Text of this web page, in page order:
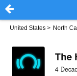
United States > North
The
4